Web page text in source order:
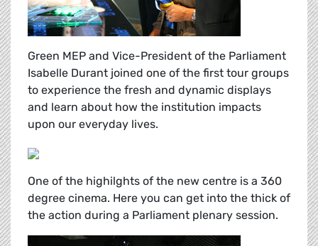
Green MEP and Vice-President of the Parliament
Isabelle Durant joined one of the first tour groups
to experience the fresh and dynamic displays
and learn about how the institution impacts
upon our everyday lives.
One of the highilghts of the new centre is a 360
degree cinema. Here you can get into the thick of
the action during a Parliament plenary session.